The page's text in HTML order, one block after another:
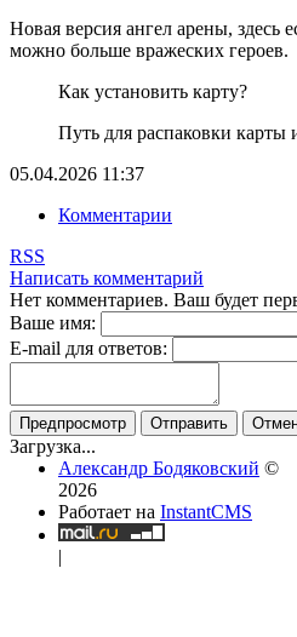
Новая версия ангел арены, здесь
можно больше вражеских героев.
Как установить карту?
Путь для распаковки
05.04.2026 11:37
Комментарии
RSS
Написать комментарий
Нет комментариев. Ваш будет
Ваше имя:
E-mail для ответов:
Предпросмотр Отправить
Загрузка...
Александр Бодяковский ©
2026
Работает на InstantCMS
|